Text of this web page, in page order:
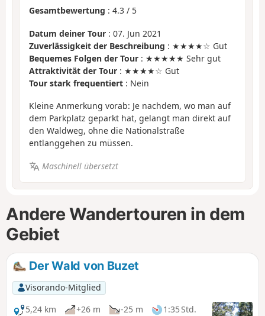
Gesamtbewertung : 4.3 / 5
Datum deiner Tour : 07. Jun 2021
Zuverlässigkeit der Beschreibung : ★★★★☆ Gut
Bequemes Folgen der Tour : ★★★★★ Sehr gut
Attraktivität der Tour : ★★★★☆ Gut
Tour stark frequentiert : Nein
Kleine Anmerkung vorab: Je nachdem, wo man auf
dem Parkplatz geparkt hat, gelangt man direkt auf
den Waldweg, ohne die Nationalstraße
entlanggehen zu müssen.
Maschinell übersetzt
Andere Wandertouren in dem
Gebiet
Der Wald von Buzet
Visorando-Mitglied
5,24 km
+26 m -25 m
1:35 Std.